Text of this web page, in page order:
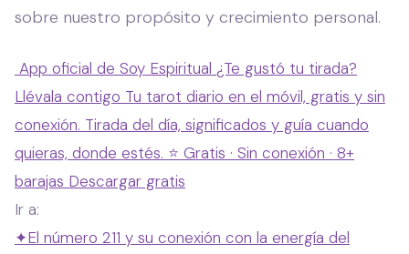
sobre nuestro propósito y crecimiento personal.
App oficial de Soy Espiritual ¿Te gustó tu tirada?
Llévala contigo Tu tarot diario en el móvil, gratis y sin
conexión. Tirada del día, significados y guía cuando
quieras, donde estés. ⭐ Gratis · Sin conexión · 8+
barajas Descargar gratis
Ir a:
✦El número 211 y su conexión con la energía del